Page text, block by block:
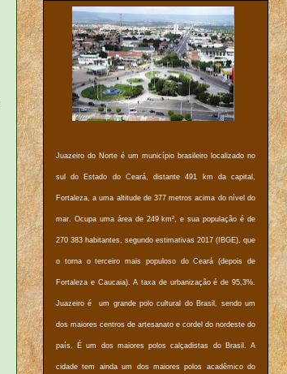
Juazeiro do Norte é um município brasileiro localizado no
sul do Estado do Ceará, distante 491 km da capital,
Fortaleza, a uma altitude de 377 metros acima do nível do
mar. Ocupa uma área de 249 km², e sua população é de
270 383 habitantes, segundo estimativas 2017 (IBGE), que
o torna o terceiro mais populoso do Ceará (depois de
Fortaleza e Caucaia). A taxa de urbanização é de 95,3%.
Juazeiro é um grande polo cultural do Brasil, sendo um
dos maiores centros de artesanato e cordel do nordeste do
país. É um dos maiores polos calçadistas do Brasil. A
cidade tem ainda um dos maiores polos acadêmico do